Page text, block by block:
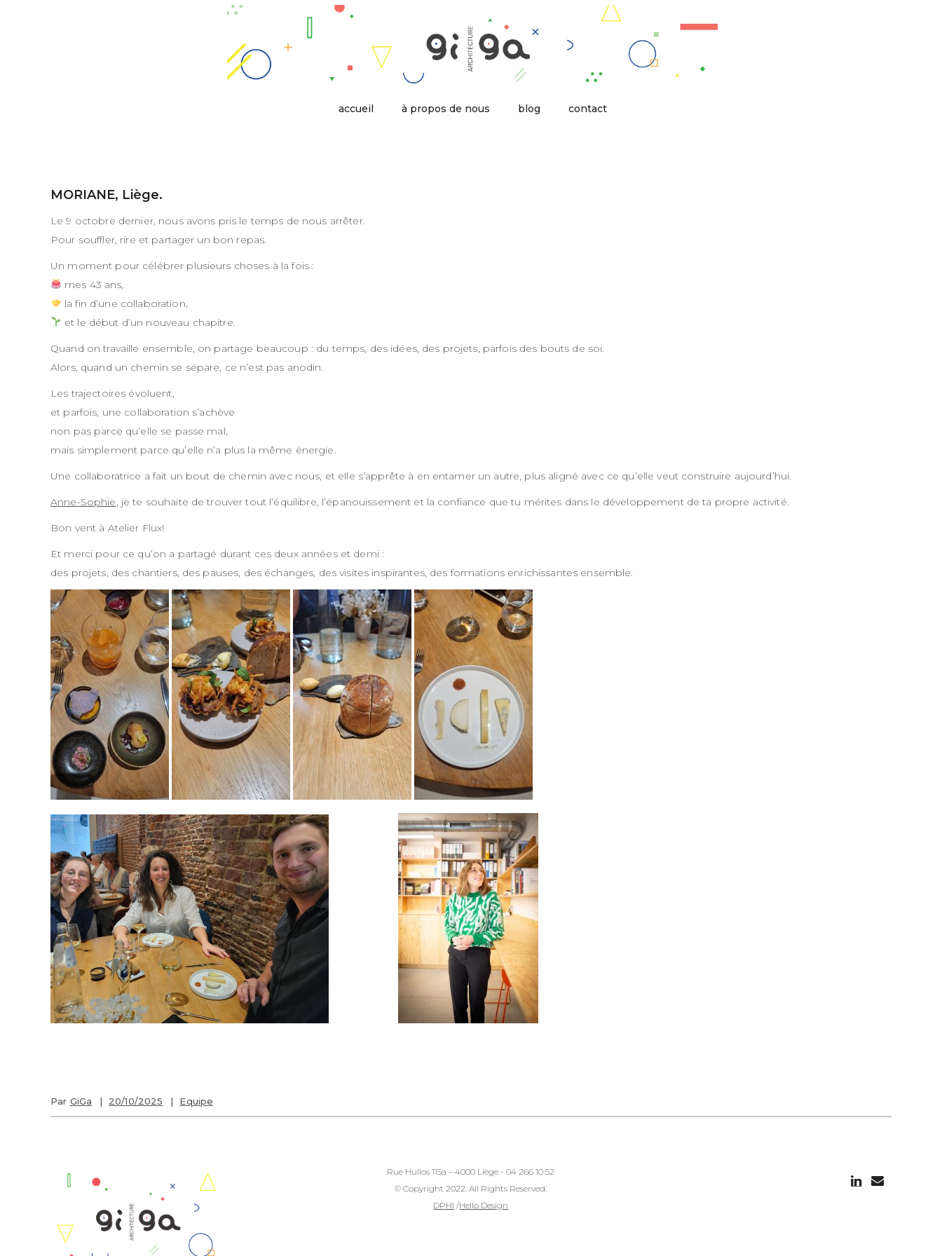
accueil à propos de nous blog contact
MORIANE, Liège.
Le 9 octobre dernier, nous avons pris le temps de nous arrêter.
Pour souffler, rire et partager un bon repas.
Un moment pour célébrer plusieurs choses à la fois :
mes 43 ans,
la fin d’une collaboration,
et le début d’un nouveau chapitre.
Quand on travaille ensemble, on partage beaucoup : du temps, des idées, des projets, parfois des bouts de soi.
Alors, quand un chemin se sépare, ce n’est pas anodin.
Les trajectoires évoluent,
et parfois, une collaboration s’achève
non pas parce qu’elle se passe mal,
mais simplement parce qu’elle n’a plus la même énergie.
Une collaboratrice a fait un bout de chemin avec nous, et elle s’apprête à en entamer un autre, plus aligné avec ce qu’elle veut construire aujourd’hui.
Anne-Sophie, je te souhaite de trouver tout l’équilibre, l’épanouissement et la confiance que tu mérites dans le développement de ta propre activité.
Bon vent à Atelier Flux!
Et merci pour ce qu’on a partagé durant ces deux années et demi :
des projets, des chantiers, des pauses, des échanges, des visites inspirantes, des formations enrichissantes ensemble.
Par GiGa 20/10/2025 Equipe
Rue Hullos 115a – 4000 Liège - 04 266 10 52
© Copyright 2022. All Rights Reserved.
DPHI /Hello Design